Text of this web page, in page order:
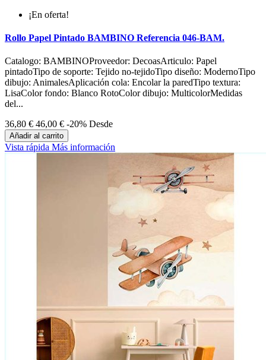
¡En oferta!
Rollo Papel Pintado BAMBINO Referencia 046-BAM.
Catalogo: BAMBINOProveedor: DecoasArticulo: Papel
pintadoTipo de soporte: Tejido no-tejidoTipo diseño: ModernoTipo
dibujo: AnimalesAplicación cola: Encolar la paredTipo textura:
LisaColor fondo: Blanco RotoColor dibujo: MulticolorMedidas
del...
36,80 € 46,00 € -20% Desde
Añadir al carrito
Vista rápida Más información